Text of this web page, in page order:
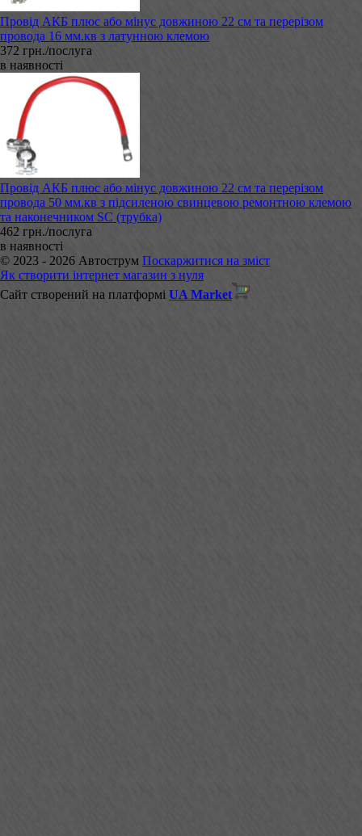
Провід АКБ плюс або мінус довжиною 22 см та перерізом
провода 16 мм.кв з латунною клемою
372 грн./послуга
в наявності
Провід АКБ плюс або мінус довжиною 22 см та перерізом
провода 50 мм.кв з підсиленою свинцевою ремонтною клемою
та наконечником SC (трубка)
462 грн./послуга
в наявності
© 2023 - 2026 Автострум Поскаржитися на зміст
Як створити інтернет магазин з нуля
Сайт створений на платформі UA Market